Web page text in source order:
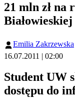
21 mln zł na
Białowieskiej
Emilia Zakrzewska
16.07.2011 | 02:00
Student UW
dostępu do